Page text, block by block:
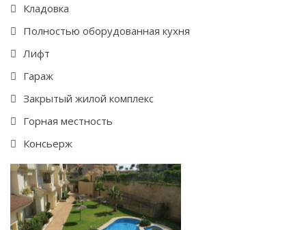
Кладовка
Полностью оборудованная кухня
Лифт
Гараж
Закрытый жилой комплекс
Горная местность
Консьерж